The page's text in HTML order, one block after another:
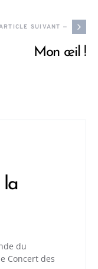
SUIVANT —
Mon œil !
la
du
Concert des